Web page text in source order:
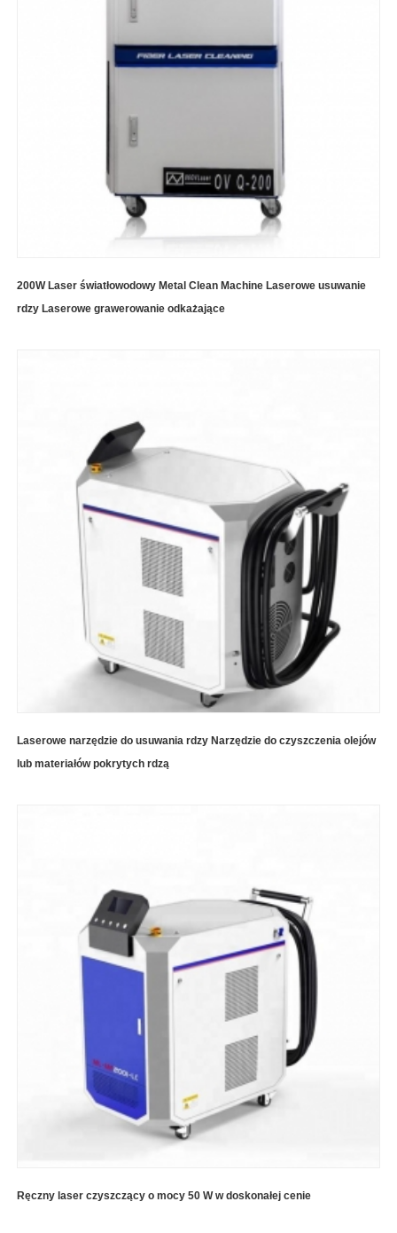
200W Laser światłowodowy Metal Clean Machine Laserowe usuwanie
rdzy Laserowe grawerowanie odkażające
Laserowe narzędzie do usuwania rdzy Narzędzie do czyszczenia olejów
lub materiałów pokrytych rdzą
Ręczny laser czyszczący o mocy 50 W w doskonałej cenie